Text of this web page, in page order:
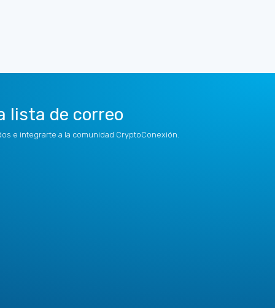
lista de correo
e integrarte a la comunidad CryptoConexión.